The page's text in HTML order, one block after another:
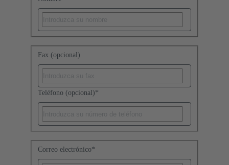
Fax (opcional)
Teléfono (opcional)*
Correo electrónico*